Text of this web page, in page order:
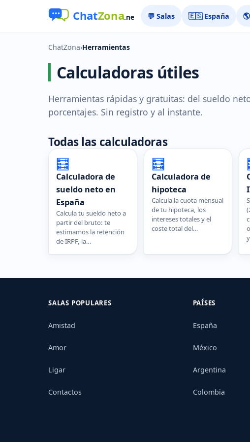
💬 Salas 🇪🇸 España
ChatZona›Herramientas
Calculadoras útiles
Herramientas rápidas y gratuitas: del sueldo
porcentajes. Sin registro y al instante.
Todas las calculadoras
🧮
Calculadora de
sueldo neto en
España
Calcula tu sueldo neto a
partir del bruto: te
estimamos la retención
de IRPF, la…
🧮
Calculadora de
hipoteca
Calcula la cuota mensual
de tu hipoteca, los
intereses totales y el
coste total del…
SALAS POPULARES
Amistad
Amor
Ligar
Contactos
PAÍSES
España
México
Argentina
Colombia